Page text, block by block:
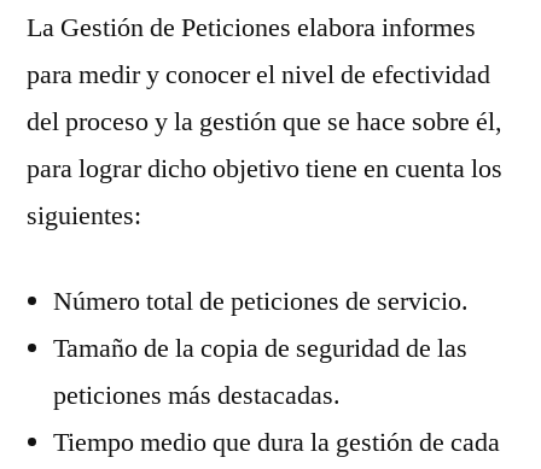
La Gestión de Peticiones elabora informes
para medir y conocer el nivel de efectividad
del proceso y la gestión que se hace sobre él,
para lograr dicho objetivo tiene en cuenta los
siguientes:
Número total de peticiones de servicio.
Tamaño de la copia de seguridad de las
peticiones más destacadas.
Tiempo medio que dura la gestión de cada